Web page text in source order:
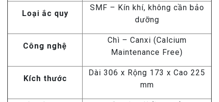
Loại ắc quy
SMF – Kín khí, không cần bảo
dưỡng
Công nghệ
Chì – Canxi (Calcium
Maintenance Free)
Kích thước
Dài 306 x Rộng 173 x Cao 225
mm